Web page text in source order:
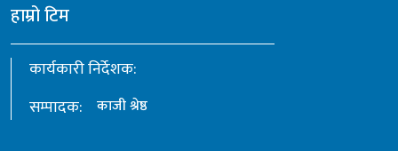
हाम्रो टिम
कार्यकारी निर्देशक:
सम्पादक:
काजी श्रेष्ठ